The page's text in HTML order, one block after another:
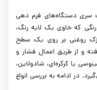
سری دستگاه‌های فرم دهی
که حاوی یک لایه رنگ،
روغنی بر روی یک سطح
و از طریق اعمال فشار و
یا کرکره‌ای، شادولاین،
در ادامه به بررسی انواع